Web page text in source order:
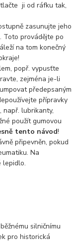
ji od ráfku tak,
zasunujte jeho
Toto provádějte po
na tom konečný
popř. vypusťte
zejména je-li
předepsaným
přípravky
např. lubrikanty,
použít gumovou
tento návod!
připevněn, pokud
Na
lepidlo.
silničnímu
pro historická